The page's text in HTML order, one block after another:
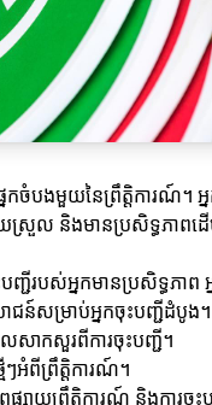
កចំបងមួយនៃព្រឹត្តិការណ៍។ អ្នក
ស្រួល និងមានប្រសិទ្ធភាពដ
បញ្ជីរបស់អ្នកមានប្រសិទ្ធភាព
ជន៍សម្រាប់អ្នកចុះបញ្ជីដំបូង។
លសាកសួរពីការចុះបញ្ជី។
ៗអំពីព្រឹត្តិការណ៍។
វផ្សាយព្រឹត្តិការណ៍ និងការចុ